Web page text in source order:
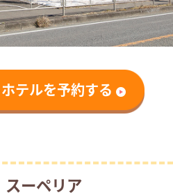
テルを予約する
スーペリア